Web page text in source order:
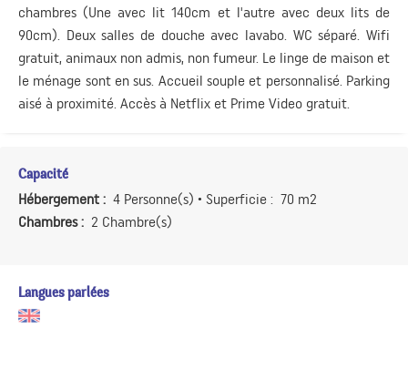
chambres (Une avec lit 140cm et l'autre avec deux lits de
90cm). Deux salles de douche avec lavabo. WC séparé. Wifi
gratuit, animaux non admis, non fumeur. Le linge de maison et
le ménage sont en sus. Accueil souple et personnalisé. Parking
aisé à proximité. Accès à Netflix et Prime Video gratuit.
Capacité
Hébergement : 4 Personne(s) • Superficie : 70 m2
Chambres : 2 Chambre(s)
Langues parlées